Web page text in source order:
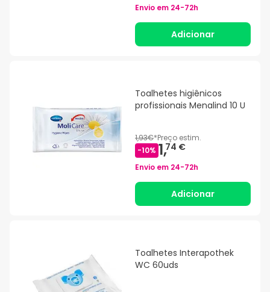
Envio em 24-72h
Adicionar
Toalhetes higiênicos
profissionais Menalind 10 U
1,93€*Preço estim.
-10% 1,74 €
Envio em 24-72h
Adicionar
Toalhetes Interapothek
WC 60uds